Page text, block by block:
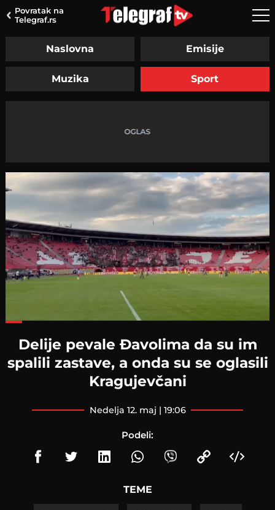
Povratak na
Telegraf.rs
Naslovna Emisije
Muzika Sport
Delije pevale Đavolima da su im
spalili zastave, a onda su se oglasili
Kragujevčani
nedelja 12. maj | 19:06
Podeli:
TEME